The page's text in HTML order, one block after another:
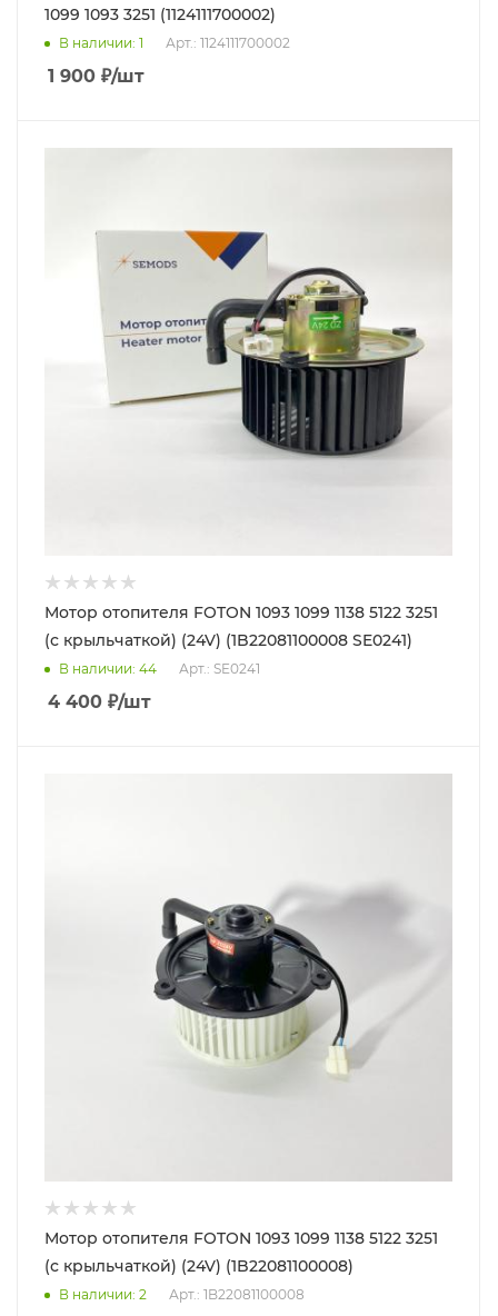
1099 1093 3251 (1124111700002)
В наличии: 1 Арт.: 1124111700002
1 900 ₽/шт
Мотор отопителя FOTON 1093 1099 1138 5122 3251
(с крыльчаткой) (24V) (1B22081100008 SE0241)
В наличии: 44 Арт.: SE0241
4 400 ₽/шт
Мотор отопителя FOTON 1093 1099 1138 5122 3251
(с крыльчаткой) (24V) (1B22081100008)
В наличии: 2 Арт.: 1B22081100008